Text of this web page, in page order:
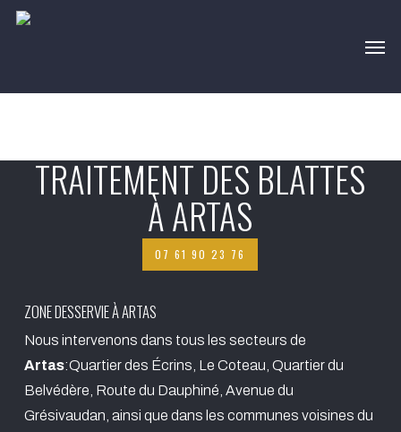
Skip
TRAITEMENT DES BLATTES
À ARTAS
07 61 90 23 76
ZONE DESSERVIE À ARTAS
Nous intervenons dans tous les secteurs de
Artas:Quartier des Écrins, Le Coteau, Quartier du
Belvédère, Route du Dauphiné, Avenue du
Grésivaudan, ainsi que dans les communes voisines du